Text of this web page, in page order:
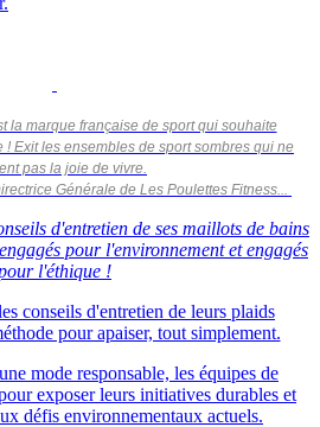
la marque française de sport qui souhaite
Exit les ensembles de sport sombres qui ne
pas la joie de vivre.
Générale de Les Poulettes Fitness...
d'entretien de ses maillots de bains
pour l'environnement et engagés
l'éthique !
conseils d'entretien de leurs plaids
pour apaiser, tout simplement.
mode responsable, les équipes de
exposer leurs initiatives durables et
défis environnementaux actuels.